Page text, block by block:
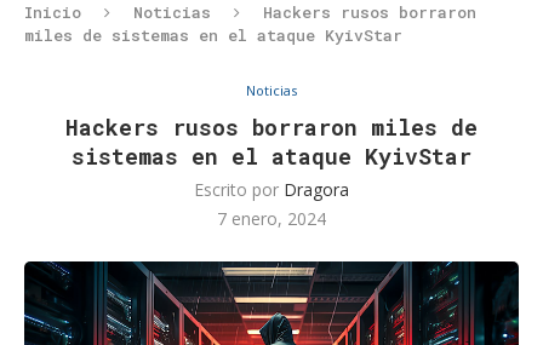
Inicio Noticias
Hackers rusos borraron
miles de sistemas en el ataque KyivStar
Noticias
Hackers rusos borraron miles de
sistemas en el ataque KyivStar
Escrito por Dragora
7 enero, 2024